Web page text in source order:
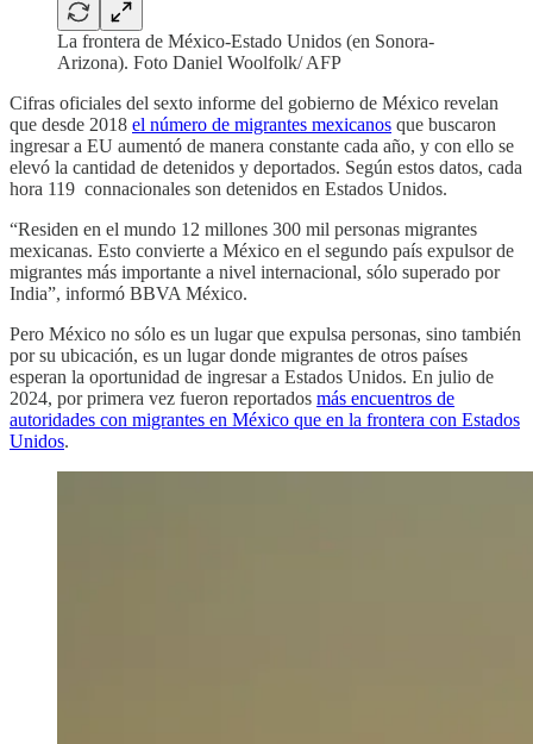
La frontera de México-Estado Unidos (en Sonora-
Arizona). Foto Daniel Woolfolk/ AFP
Cifras oficiales del sexto informe del gobierno de México revelan
que desde 2018 el número de migrantes mexicanos que buscaron
ingresar a EU aumentó de manera constante cada año, y con ello se
elevó la cantidad de detenidos y deportados. Según estos datos, cada
hora 119 connacionales son detenidos en Estados Unidos.
“Residen en el mundo 12 millones 300 mil personas migrantes
mexicanas. Esto convierte a México en el segundo país expulsor de
migrantes más importante a nivel internacional, sólo superado por
India”, informó BBVA México.
Pero México no sólo es un lugar que expulsa personas, sino también
por su ubicación, es un lugar donde migrantes de otros países
esperan la oportunidad de ingresar a Estados Unidos. En julio de
2024, por primera vez fueron reportados más encuentros de
autoridades con migrantes en México que en la frontera con Estados
Unidos.